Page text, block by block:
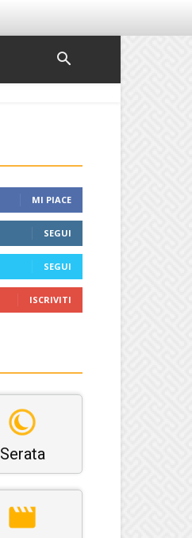
MI PIACE
SEGUI
SEGUI
ISCRIVITI
Serata